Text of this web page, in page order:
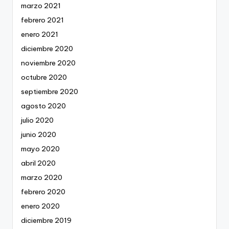
marzo 2021
febrero 2021
enero 2021
diciembre 2020
noviembre 2020
octubre 2020
septiembre 2020
agosto 2020
julio 2020
junio 2020
mayo 2020
abril 2020
marzo 2020
febrero 2020
enero 2020
diciembre 2019